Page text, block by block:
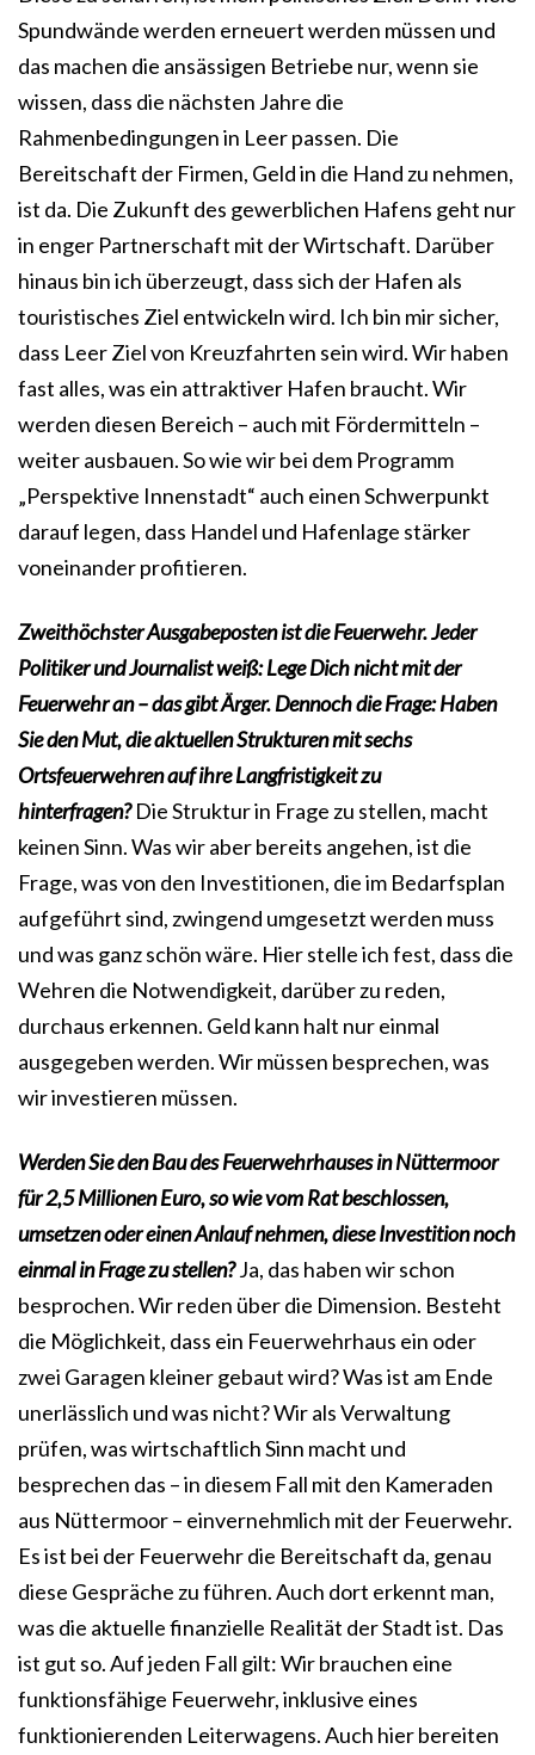
Spundwände werden erneuert werden müssen und
das machen die ansässigen Betriebe nur, wenn sie
wissen, dass die nächsten Jahre die
Rahmenbedingungen in Leer passen. Die
Bereitschaft der Firmen, Geld in die Hand zu nehmen,
ist da. Die Zukunft des gewerblichen Hafens geht nur
in enger Partnerschaft mit der Wirtschaft. Darüber
hinaus bin ich überzeugt, dass sich der Hafen als
touristisches Ziel entwickeln wird. Ich bin mir sicher,
dass Leer Ziel von Kreuzfahrten sein wird. Wir haben
fast alles, was ein attraktiver Hafen braucht. Wir
werden diesen Bereich – auch mit Fördermitteln –
weiter ausbauen. So wie wir bei dem Programm
„Perspektive Innenstadt“ auch einen Schwerpunkt
darauf legen, dass Handel und Hafenlage stärker
voneinander profitieren.
Zweithöchster Ausgabeposten ist die Feuerwehr. Jeder
Politiker und Journalist weiß: Lege Dich nicht mit der
Feuerwehr an – das gibt Ärger. Dennoch die Frage: Haben
Sie den Mut, die aktuellen Strukturen mit sechs
Ortsfeuerwehren auf ihre Langfristigkeit zu
hinterfragen?Die Struktur in Frage zu stellen, macht
keinen Sinn. Was wir aber bereits angehen, ist die
Frage, was von den Investitionen, die im Bedarfsplan
aufgeführt sind, zwingend umgesetzt werden muss
und was ganz schön wäre. Hier stelle ich fest, dass die
Wehren die Notwendigkeit, darüber zu reden,
durchaus erkennen. Geld kann halt nur einmal
ausgegeben werden. Wir müssen besprechen, was
wir investieren müssen.
Werden Sie den Bau des Feuerwehrhauses in Nüttermoor
für 2,5 Millionen Euro, so wie vom Rat beschlossen,
umsetzen oder einen Anlauf nehmen, diese Investition noch
einmal in Frage zu stellen?Ja, das haben wir schon
besprochen. Wir reden über die Dimension. Besteht
die Möglichkeit, dass ein Feuerwehrhaus ein oder
zwei Garagen kleiner gebaut wird? Was ist am Ende
unerlässlich und was nicht? Wir als Verwaltung
prüfen, was wirtschaftlich Sinn macht und
besprechen das – in diesem Fall mit den Kameraden
aus Nüttermoor – einvernehmlich mit der Feuerwehr.
Es ist bei der Feuerwehr die Bereitschaft da, genau
diese Gespräche zu führen. Auch dort erkennt man,
was die aktuelle finanzielle Realität der Stadt ist. Das
ist gut so. Auf jeden Fall gilt: Wir brauchen eine
funktionsfähige Feuerwehr, inklusive eines
funktionierenden Leiterwagens. Auch hier bereiten